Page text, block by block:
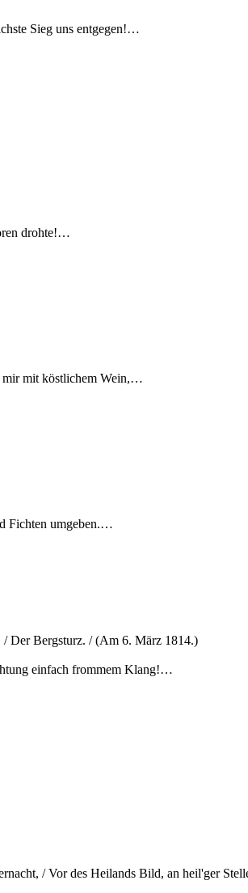
Sieg uns entgegen!…
drohte!…
mir mit köstlichem Wein,…
Fichten umgeben.…
Der Bergsturz. / (Am 6. März 1814.)
einfach frommem Klang!…
/ Vor des Heilands Bild, an heil'ger